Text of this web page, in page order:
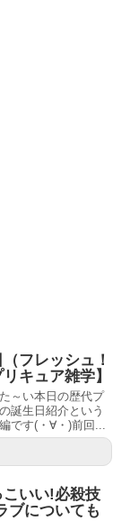
フレッシュ！
キュア雑学】
～い本日の歴代プ
誕生日紹介という
です(・∀・)前回...
いい!必殺技
ブについても